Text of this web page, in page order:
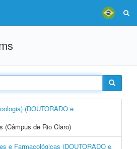
(DOUTORADO e
(Câmpus de Rio Claro)
e Farmacológicas (DOUTORADO e